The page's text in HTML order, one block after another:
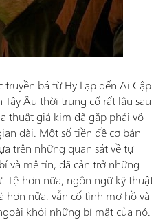
bá từ Hy Lạp đến Ai Cập
Âu thời trung cổ rất lâu sau
thuật giả kim đã gặp phải vô
dài. Một số tiền đề cơ bản
trên những quan sát về tự
và mê tín, đã cản trở những
Tệ hơn nữa, ngôn ngữ kỹ thuật
nữa, vẫn cố tình mơ hồ và
khỏi những bí mật của nó.